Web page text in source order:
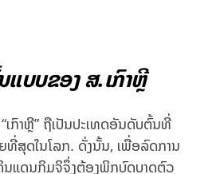
ແບບຂອງ ສ.ເກົາຫຼີ
ກົາຫຼີ” ຖືເປັນປະເທດອັນດັບຕົ້ນທີ່
ທີ່ສຸດໃນໂລກ. ດັ່ງນັ້ນ, ເພື່ອລົດການ
ນແດນກິມຈິຈຶ່ງຕ້ອງພິກບົດບາດຕົວ